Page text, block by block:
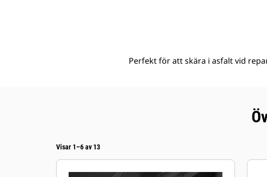
Perfekt för att skära i asfalt vid
Visar 1–6 av 13